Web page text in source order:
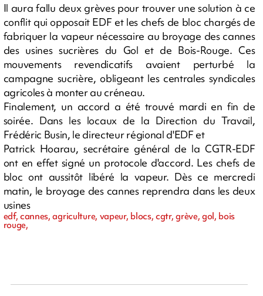
Il aura fallu deux grèves pour trouver une solution à ce
conflit qui opposait EDF et les chefs de bloc chargés de
fabriquer la vapeur nécessaire au broyage des cannes
des usines sucrières du Gol et de Bois-Rouge. Ces
mouvements revendicatifs avaient perturbé la
campagne sucrière, obligeant les centrales syndicales
agricoles à monter au créneau.
Finalement, un accord a été trouvé mardi en fin de
soirée. Dans les locaux de la Direction du Travail,
Frédéric Busin, le directeur régional d'EDF et
Patrick Hoarau, secrétaire général de la CGTR-EDF
ont en effet signé un protocole d'accord. Les chefs de
bloc ont aussitôt libéré la vapeur. Dès ce mercredi
matin, le broyage des cannes reprendra dans les deux
usines
edf, cannes, agriculture, vapeur, blocs, cgtr, grève, gol, bois
rouge,